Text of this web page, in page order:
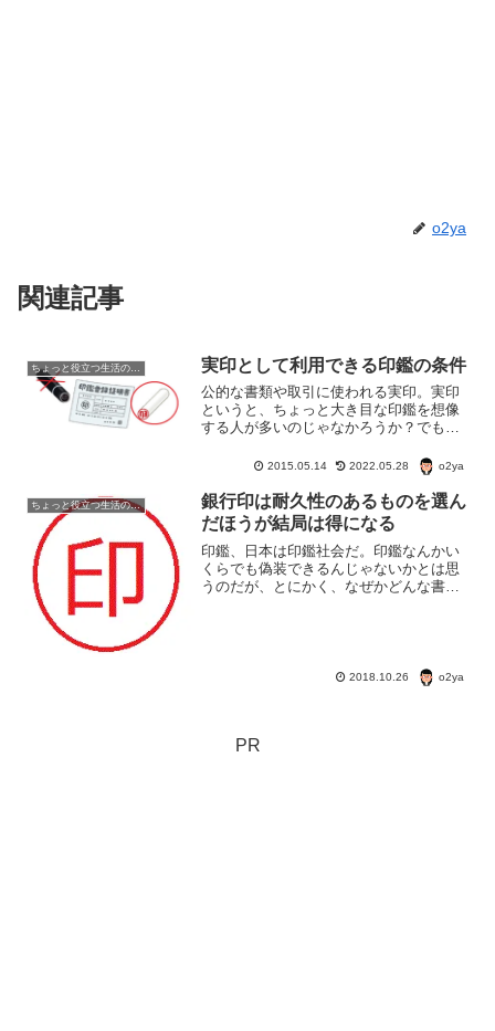
o2ya
関連記事
実印として利用できる印鑑の条件
公的な書類や取引に使われる実印。実印
というと、ちょっと大き目な印鑑を想像
する人が多いのじゃなかろうか？でも、
とかでは決まらない。実印に見えて、実
は実印ではないということもある。実印
の条件って、さてなんだ？
2015.05.14 2022.05.28 o2ya
ちょっと役立つ生活の知恵
銀行印は耐久性のあるものを選ん
だほうが結局は得になる
印鑑、日本は印鑑社会だ。印鑑なんかい
くらでも偽装できるんじゃないかとは思
うのだが、とにかく、なぜかどんな書類
2018.10.26 o2ya
PR